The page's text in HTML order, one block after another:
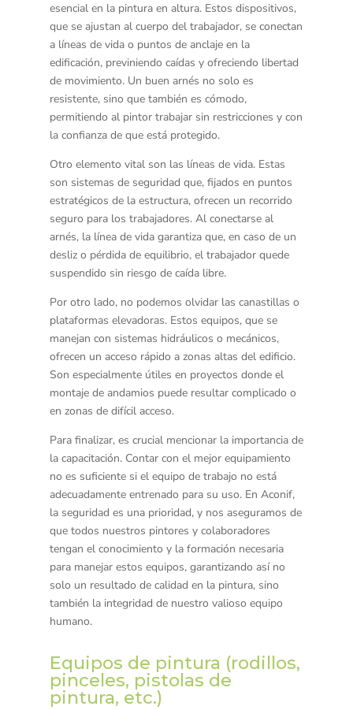
esencial en la pintura en altura. Estos dispositivos,
que se ajustan al cuerpo del trabajador, se conectan
a líneas de vida o puntos de anclaje en la
edificación, previniendo caídas y ofreciendo libertad
de movimiento. Un buen arnés no solo es
resistente, sino que también es cómodo,
permitiendo al pintor trabajar sin restricciones y con
la confianza de que está protegido.
Otro elemento vital son las líneas de vida. Estas
son sistemas de seguridad que, fijados en puntos
estratégicos de la estructura, ofrecen un recorrido
seguro para los trabajadores. Al conectarse al
arnés, la línea de vida garantiza que, en caso de un
desliz o pérdida de equilibrio, el trabajador quede
suspendido sin riesgo de caída libre.
Por otro lado, no podemos olvidar las canastillas o
plataformas elevadoras. Estos equipos, que se
manejan con sistemas hidráulicos o mecánicos,
ofrecen un acceso rápido a zonas altas del edificio.
Son especialmente útiles en proyectos donde el
montaje de andamios puede resultar complicado o
en zonas de difícil acceso.
Para finalizar, es crucial mencionar la importancia de
la capacitación. Contar con el mejor equipamiento
no es suficiente si el equipo de trabajo no está
adecuadamente entrenado para su uso. En Aconif,
la seguridad es una prioridad, y nos aseguramos de
que todos nuestros pintores y colaboradores
tengan el conocimiento y la formación necesaria
para manejar estos equipos, garantizando así no
solo un resultado de calidad en la pintura, sino
también la integridad de nuestro valioso equipo
humano.
Equipos de pintura (rodillos,
pinceles, pistolas de
pintura, etc.)